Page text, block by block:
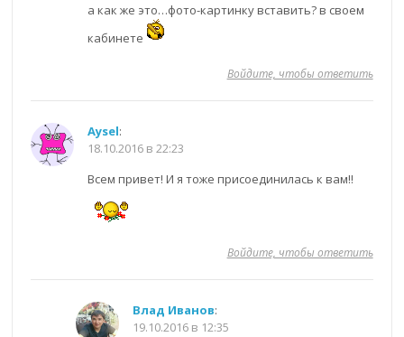
а как же это…фото-картинку вставить? в своем
кабинете
Войдите, чтобы ответить
Aysel:
18.10.2016 в 22:23
Всем привет! И я тоже присоединилась к вам!!
Войдите, чтобы ответить
Влад Иванов:
19.10.2016 в 12:35